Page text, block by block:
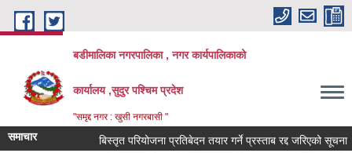
Skip to main content
बडीमालिका नगरपालिका , नगर कार्यपालिकाको
कार्यालय ,सुदुर पश्चिम प्रदेश
"समृद्द नगर : खुसी नगरबासी "
समाचार बिस्तृत परियोजना प्रतिबेदन तयार गर्ने प्रस्ताब रद्द जरिएको सूचना